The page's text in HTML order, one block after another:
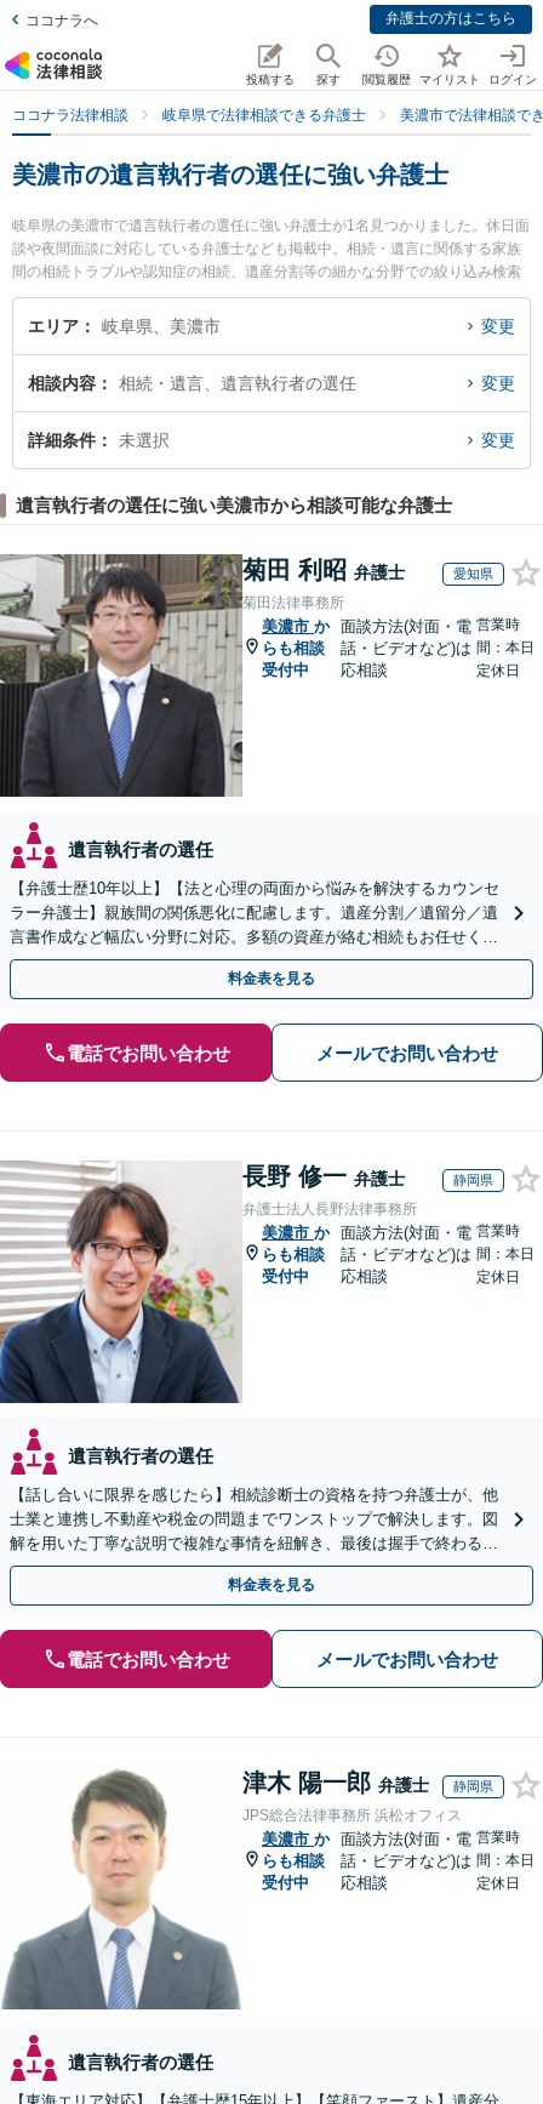
ココナラへ 弁護士の方はこちら
投稿する 探す 閲覧履歴 マイリスト ログイン
ココナラ法律相談 岐阜県で法律相談できる弁護士 美濃市で法律相談で
美濃市の遺言執行者の選任に強い弁護士
岐阜県の美濃市で遺言執行者の選任に強い弁護士が1名見つかりました。休日面
談や夜間面談に対応している弁護士なども掲載中。相続・遺言に関係する家族
間の相続トラブルや認知症の相続、遺産分割等の細かな分野での絞り込み検索
もでき便利です。特に美濃法律事務所の森 裕介弁護士のプロフィール情報や弁
護士費用、強みなどが注目されています。『美濃市で土日や夜間に発生した遺
遺言執行者の選任を法律相談できる美濃市内の弁護士に相談予約したい』など
でお困りの相談者さんにおすすめです。
エリア 岐阜県、美濃市 変更
相談内容 相続・遺言、遺言執行者の選任 変更
詳細条件 未選択 変更
遺言執行者の選任に強い美濃市から相談可能な弁護士
菊田 利昭 弁護士 愛知県
菊田法律事務所
美濃市 か
らも相談
受付中
面談方法(対面・電
話・ビデオなど)は
応相談
営業時
間：本日
定休日
遺言執行者の選任
【弁護士歴10年以上】【法と心理の両面から悩みを解決するカウンセ
ラー弁護士】親族間の関係悪化に配慮します。遺産分割／遺留分／遺
言書作成など幅広い分野に対応。多額の資産が絡む相続もお任せくだ
さい。【夜間・休日の相談可能】【駐車場完備】
料金表を見る
電話でお問い合わせ メールでお問い合わせ
長野 修一 弁護士 静岡県
弁護士法人長野法律事務所
美濃市 か
らも相談
受付中
面談方法(対面・電
話・ビデオなど)は
応相談
営業時
間：本日
定休日
遺言執行者の選任
【話し合いに限界を感じたら】相続診断士の資格を持つ弁護士が、他
士業と連携し不動産や税金の問題までワンストップで解決します。図
解を用いた丁寧な説明で複雑な事情を紐解き、最後は握手で終わる円
満な解決へ導きます。【東海エリア・神奈川県対応】
料金表を見る
電話でお問い合わせ メールでお問い合わせ
津木 陽一郎 弁護士 静岡県
JPS総合法律事務所 浜松オフィス
美濃市 か
らも相談
受付中
面談方法(対面・電
話・ビデオなど)は
応相談
営業時
間：本日
定休日
遺言執行者の選任